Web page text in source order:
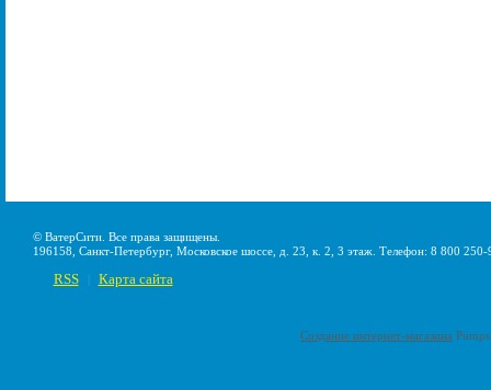
© ВатерСити. Все права защищены.
196158, Санкт-Петербург, Московское шоссе, д. 23, к. 2, 3 этаж. Телефон: 8 800
RSS Карта сайта
Создание интернет-магазина